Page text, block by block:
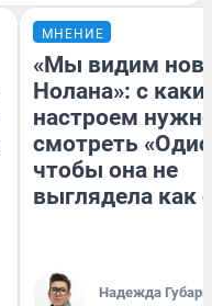
МНЕНИЕ
«Мы видим
Нолана»: с
настроем
смотреть
чтобы она не
выглядела как
Надежда Губарь